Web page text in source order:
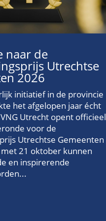
naar de
Utrechtse
2026
initiatief in de provincie
het afgelopen jaar écht
Utrecht opent officieel
voor de
Utrechtse Gemeenten
21 oktober kunnen
en inspirerende